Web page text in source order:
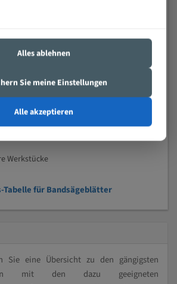
für Profile / Rohre
Profile / Kleine Durchmesser
Werkstücke
Tabelle für Bandsägeblätter
Sie eine Übersicht zu den gängigsten
mit den dazu geeigneten
Alles ablehnen
Sie meine Einstellungen
Alle akzeptieren